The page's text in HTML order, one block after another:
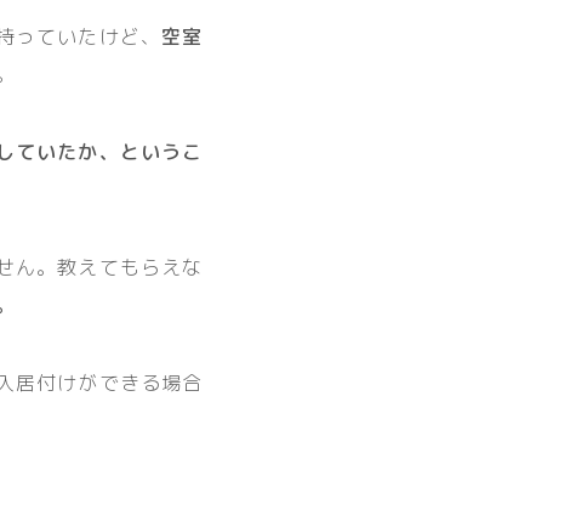
ていたけど、 空室
ていたか、というこ
ん。教えてもらえな
居付けができる場合